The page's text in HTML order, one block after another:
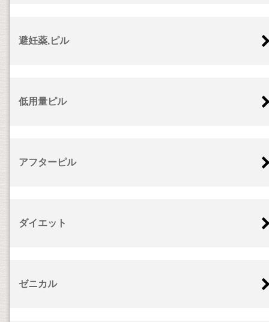
避妊薬,ピル
低用量ピル
アフターピル
ダイエット
ゼニカル